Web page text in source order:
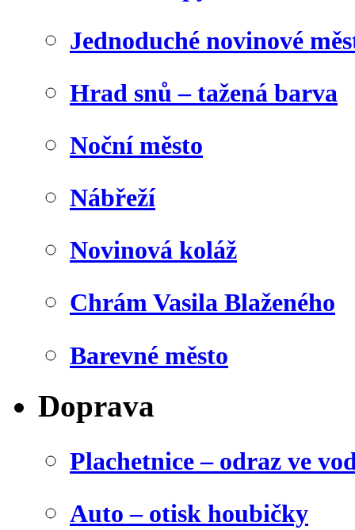
Jednoduché novinové
Hrad snů – tažená barva
Noční město
Nábřeží
Novinová koláž
Chrám Vasila Blaženého
Barevné město
Doprava
Plachetnice – odraz ve
Auto – otisk houbičky